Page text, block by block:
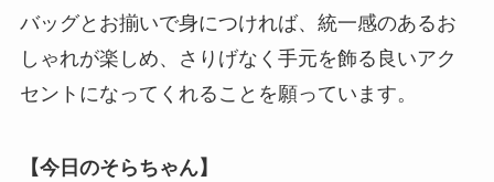
バッグとお揃いで身につければ、統一感のあるお
しゃれが楽しめ、さりげなく手元を飾る良いアク
セントになってくれることを願っています。
【今日のそらちゃん】